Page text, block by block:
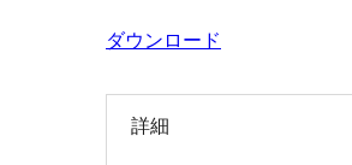
ダウンロード
詳細